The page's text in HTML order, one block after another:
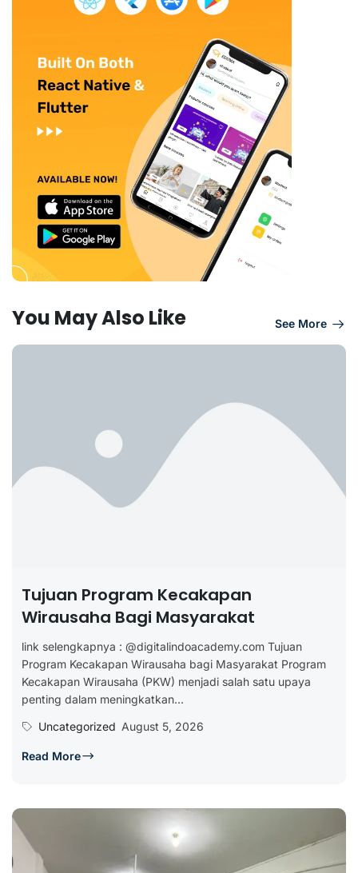
You May Also Like See More
Tujuan Program Kecakapan
Wirausaha Bagi Masyarakat
link selengkapnya : @digitalindoacademy.com Tujuan
Program Kecakapan Wirausaha bagi Masyarakat Program
Kecakapan Wirausaha (PKW) menjadi salah satu upaya
penting dalam meningkatkan...
Uncategorized August 5, 2026
Read More